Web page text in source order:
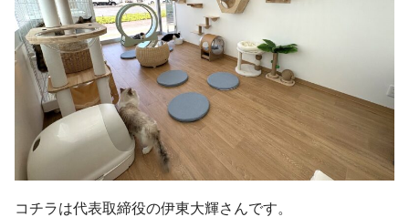
コチラは代表取締役の伊東大輝さんです。